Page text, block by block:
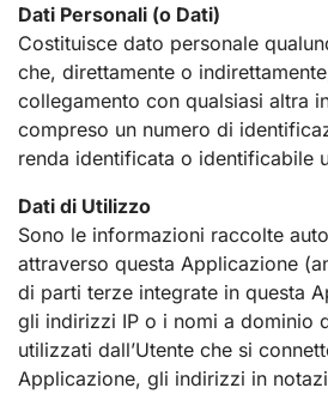
Dati Personali (o Dati)
Costituisce dato personale
che, direttamente o
collegamento con qualsiasi altra
compreso un numero di
renda identificata o identificabile
Dati di Utilizzo
Sono le informazioni raccolte
attraverso questa Applicazione
di parti terze integrate in questa
gli indirizzi IP o i nomi a dominio
utilizzati dall’Utente che si
Applicazione, gli indirizzi in